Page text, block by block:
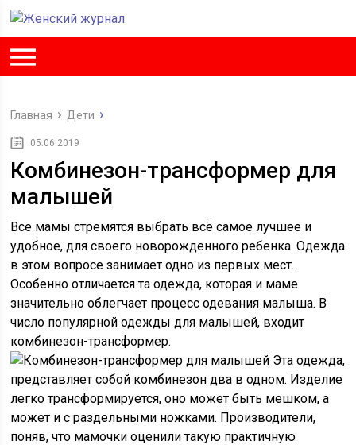
Главная Дети
05.06.2019
Комбинезон-трансформер для
малышей
Все мамы стремятся выбрать всё самое лучшее и
удобное, для своего новорожденного ребенка. Одежда
в этом вопросе занимает одно из первых мест.
Особенно отличается та одежда, которая и маме
значительно облегчает процесс одевания малыша. В
число популярной одежды для малышей, входит
комбинезон-трансформер.
Эта одежда,
представляет собой комбинезон два в одном. Изделие
легко трансформируется, оно может быть мешком, а
может и с раздельными ножками. Производители,
поняв, что мамочки оценили такую практичную